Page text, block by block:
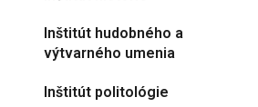
Inštitút hudobného a
výtvarného umenia
Inštitút politológie